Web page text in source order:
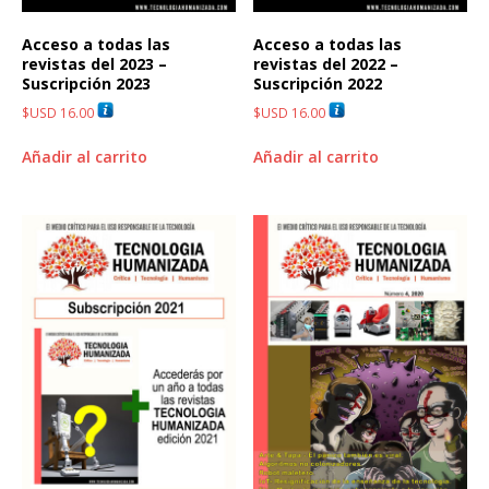
Acceso a todas las
revistas del 2023 –
Suscripción 2023
$USD 16.00
Añadir al carrito
Acceso a todas las
revistas del 2022 –
Suscripción 2022
$USD 16.00
Añadir al carrito